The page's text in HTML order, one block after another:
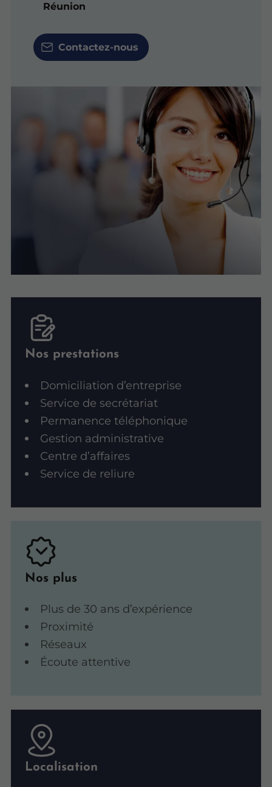
Réunion
Contactez-nous
Nos prestations
Domiciliation d’entreprise
Service de secrétariat
Permanence téléphonique
Gestion administrative
Centre d’affaires
Service de reliure
Nos plus
Plus de 30 ans d’expérience
Proximité
Réseaux
Écoute attentive
Localisation